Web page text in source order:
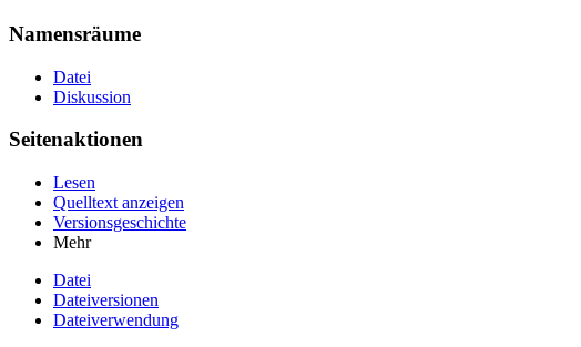
Namensräume
Datei
Diskussion
Seitenaktionen
Lesen
Quelltext anzeigen
Versionsgeschichte
Mehr
Datei
Dateiversionen
Dateiverwendung